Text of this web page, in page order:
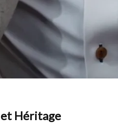
et Héritage